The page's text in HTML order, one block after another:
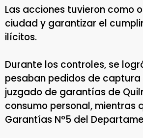
Las acciones tuvieron como
ciudad y garantizar el
ilícitos.
Durante los controles, se
pesaban pedidos de
juzgado de garantías de
consumo personal, mientras
Garantías N°5 del